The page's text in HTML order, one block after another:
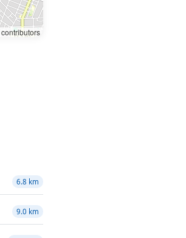
contributors
6.8 km
9.0 km